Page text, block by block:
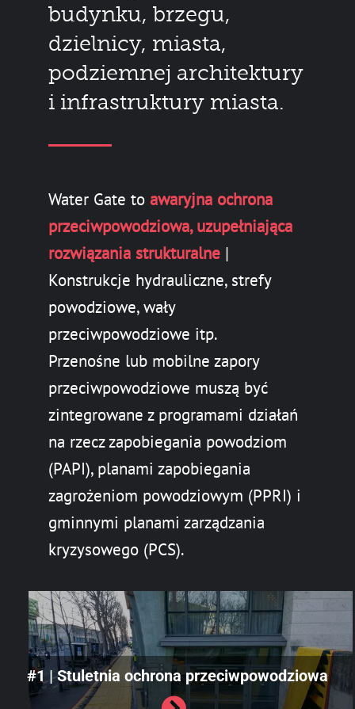
budynku, brzegu,
dzielnicy, miasta,
podziemnej architektury
i infrastruktury miasta.
Water Gate toawaryjna ochrona
przeciwpowodziowa, uzupełniająca
rozwiązania strukturalne |
Konstrukcje hydrauliczne, strefy
powodziowe, wały
przeciwpowodziowe itp.
Przenośne lub mobilne zapory
przeciwpowodziowe muszą być
zintegrowane z programami działań
na rzecz zapobiegania powodziom
(PAPI), planami zapobiegania
zagrożeniom powodziowym (PPRI) i
gminnymi planami zarządzania
kryzysowego (PCS).
#1 | Stuletnia ochrona przeciwpowodziowa